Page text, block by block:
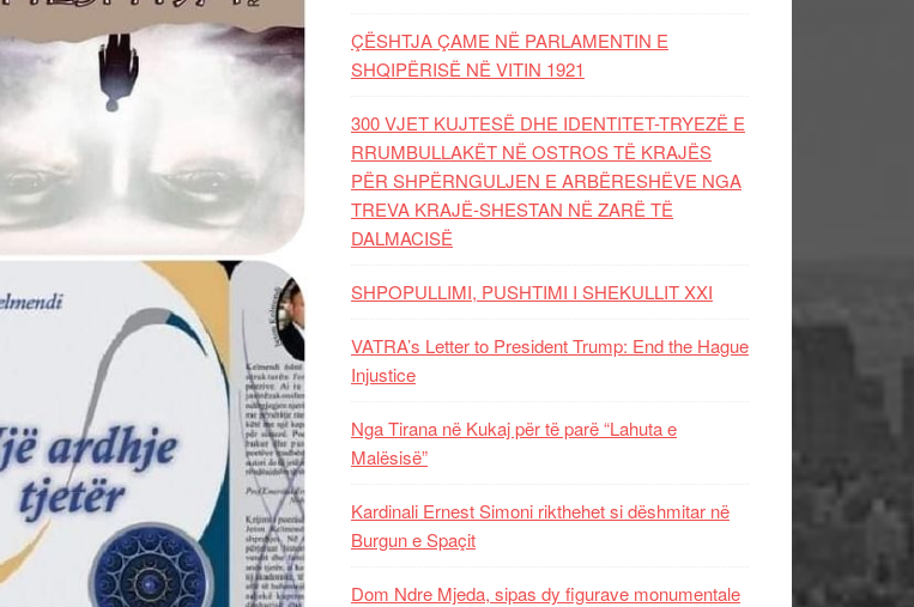
ÇËSHTJA ÇAME NË PARLAMENTIN E
SHQIPËRISË NË VITIN 1921
300 VJET KUJTESË DHE IDENTITET-TRYEZË E
RRUMBULLAKËT NË OSTROS TË KRAJËS
PËR SHPËRNGULJEN E ARBËRESHËVE NGA
TREVA KRAJË-SHESTAN NË ZARË TË
DALMACISË
SHPOPULLIMI, PUSHTIMI I SHEKULLIT XXI
VATRA’s Letter to President Trump: End the Hague
Injustice
Nga Tirana në Kukaj për të parë “Lahuta e
Malësisë”
Kardinali Ernest Simoni rikthehet si dëshmitar në
Burgun e Spaçit
Dom Ndre Mjeda, sipas dy figurave monumentale